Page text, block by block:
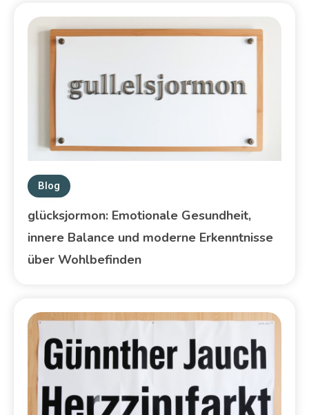
Blog
glücksjormon: Emotionale Gesundheit,
innere Balance und moderne Erkenntnisse
über Wohlbefinden